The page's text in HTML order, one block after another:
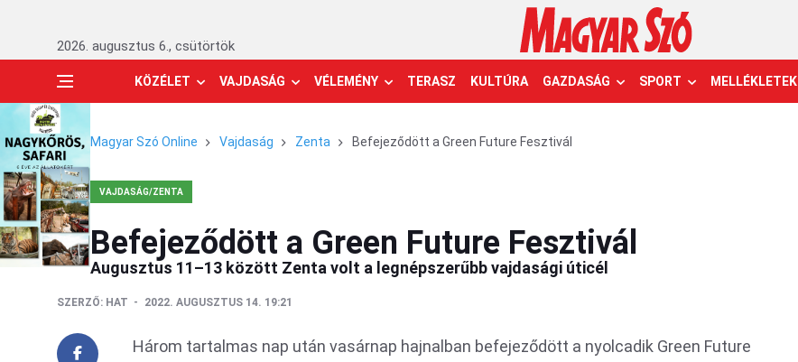
2026. augusztus 6., csütörtök
KÖZÉLET VAJDASÁG VÉLEMÉNY TERASZ KULTÚRA GAZDASÁG SPORT MELLÉKLETEK
Magyar Szó Online Vajdaság Zenta Befejeződött a Green Future Fesztivál
VAJDASÁG/ZENTA
Befejeződött a Green Future Fesztivál
Augusztus 11–13 között Zenta volt a legnépszerűbb vajdasági úticél
SZERZŐ: HAT 2022. AUGUSZTUS 14. 19:21
Három tartalmas nap után vasárnap hajnalban befejeződött a nyolcadik Green Future